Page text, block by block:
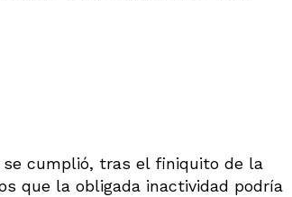
cumplió, tras el finiquito de la
que la obligada inactividad podría